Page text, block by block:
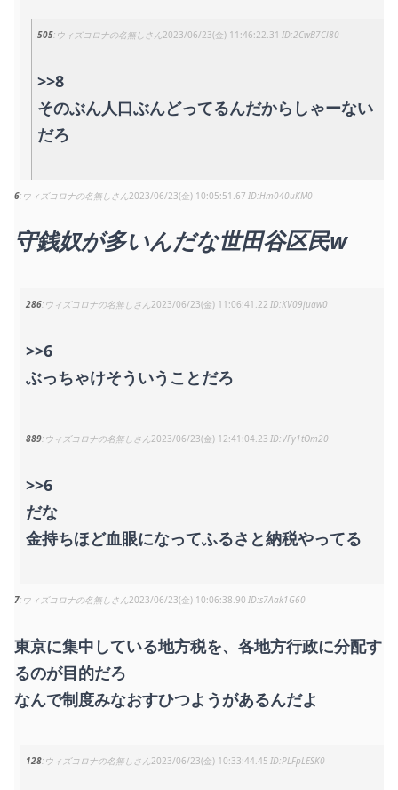
505 ウィズコロナの名無しさん 2023/06/23(金) 11:46:22.31 2CwB7Cl80
>>8
そのぶん人口ぶんどってるんだからしゃーない
だろ
6 ウィズコロナの名無しさん 2023/06/23(金) 10:05:51.67 Hm040uKM0
守銭奴が多いんだな世田谷区民w
286 ウィズコロナの名無しさん 2023/06/23(金) 11:06:41.22 KV09juaw0
>>6
ぶっちゃけそういうことだろ
889 ウィズコロナの名無しさん 2023/06/23(金) 12:41:04.23 VFy1tOm20
>>6
だな
金持ちほど血眼になってふるさと納税やってる
7 ウィズコロナの名無しさん 2023/06/23(金) 10:06:38.90 s7Aak1G60
東京に集中している地方税を、各地方行政に分配す
るのが目的だろ
なんで制度みなおすひつようがあるんだよ
128 ウィズコロナの名無しさん 2023/06/23(金) 10:33:44.45 PLFpLESK0